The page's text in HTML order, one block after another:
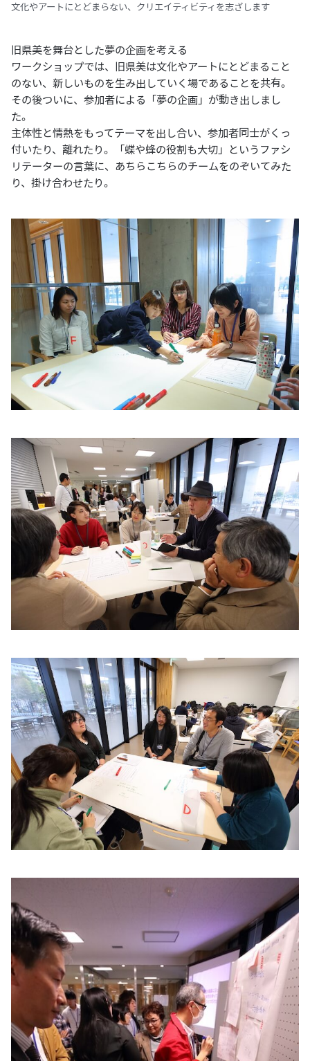
文化やアートにとどまらない、クリエイティビティを志ざします
旧県美を舞台とした夢の企画を考える
ワークショップでは、旧県美は文化やアートにとどまること
のない、新しいものを生み出していく場であることを共有。
その後ついに、参加者による「夢の企画」が動き出しまし
た。
主体性と情熱をもってテーマを出し合い、参加者同士がくっ
付いたり、離れたり。「蝶や蜂の役割も大切」というファシ
リテーターの言葉に、あちらこちらのチームをのぞいてみた
り、掛け合わせたり。